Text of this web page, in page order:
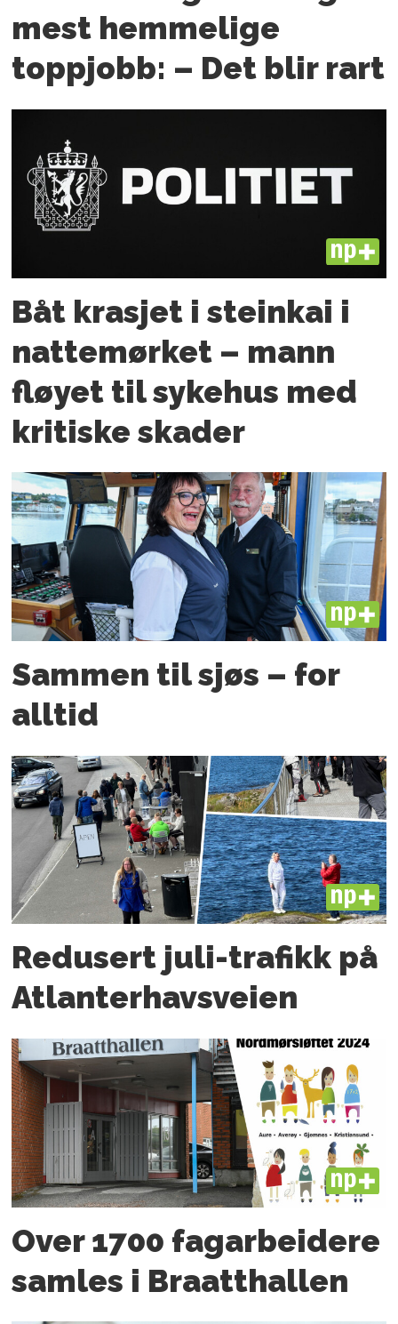
mest hemmelige
toppjobb: – Det blir rart
PLUS
Båt krasjet i steinkai i
nattemørket – mann
fløyet til sykehus med
kritiske skader
PLUS
Sammen til sjøs – for
alltid
PLUS
Redusert juli-trafikk på
Atlanter­havsveien
PLUS
Over 1700 fagarbeidere
samles i Braatthallen